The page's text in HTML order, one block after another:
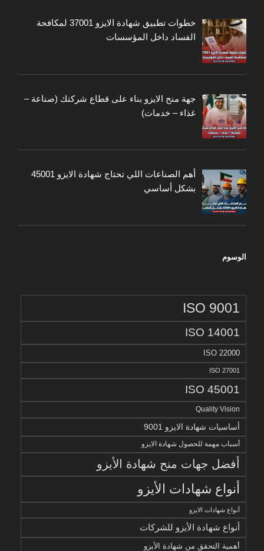
خطوات تطبيق شهادة الايزو 37001 لمكافحة
الفساد داخل المؤسسات
جهة منح الايزو بناء على قطاع شركتك (صناعة –
غذاء – خدمات)
أهم الصناعات اللي تحتاج شهادة الايزو 45001
بشكل أساسي
الوسوم
ISO 9001
ISO 14001
ISO 22000
ISO 27001
ISO 45001
Quality Vision
أساسيات شهادة الايزو 9001
أسباب مهمة للحصول شهادة الايزو
أفضل جهات منح شهادة الأيزو
أنواع شهادات الأيزو
أنواع شهادات الايزو
أنواع شهادة الأيزو للشركات
أهمية التحقق من شهادة الأيزو